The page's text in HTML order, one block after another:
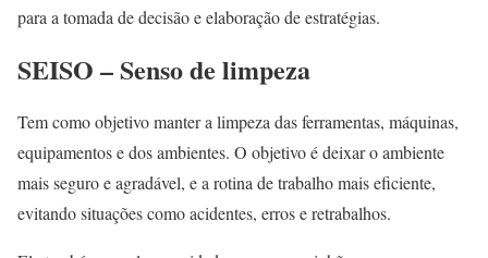
para a tomada de decisão e elaboração de estratégias.
SEISO – Senso de limpeza
Tem como objetivo manter a limpeza das ferramentas, máquinas,
equipamentos e dos ambientes. O objetivo é deixar o ambiente
mais seguro e agradável, e a rotina de trabalho mais eficiente,
evitando situações como acidentes, erros e retrabalhos.